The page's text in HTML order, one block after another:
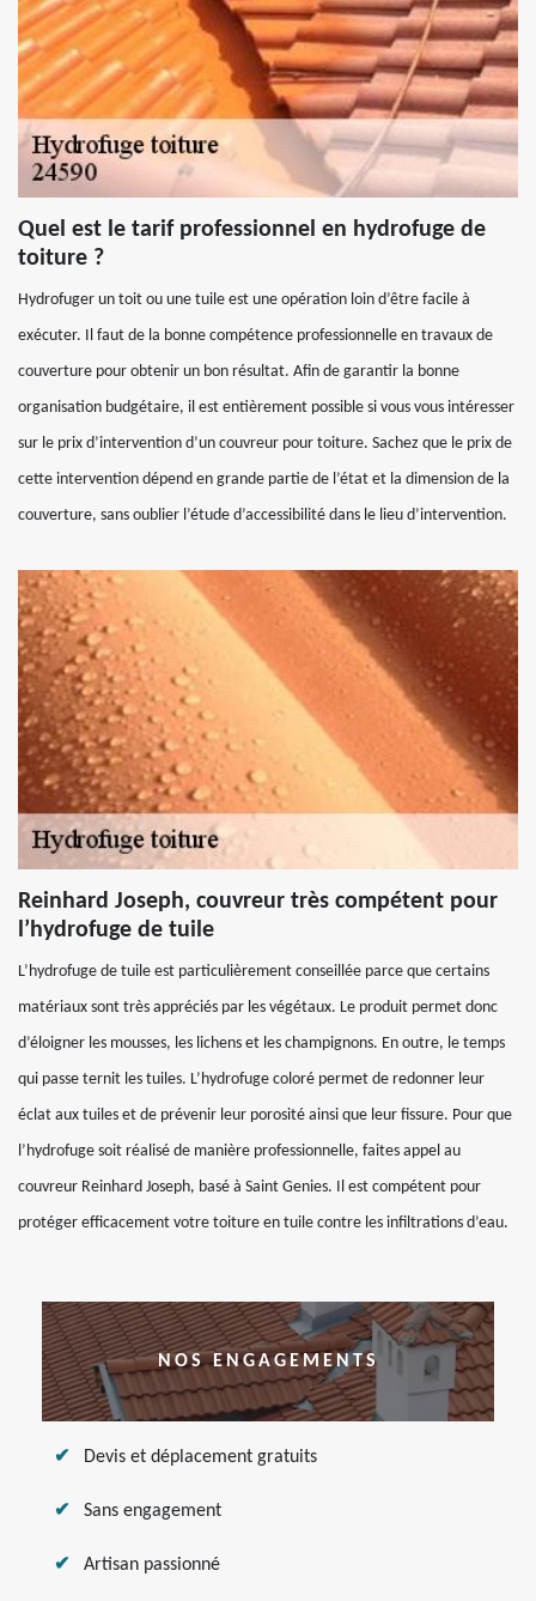
Quel est le tarif professionnel en hydrofuge de
toiture ?
Hydrofuger un toit ou une tuile est une opération loin d’être facile à
exécuter. Il faut de la bonne compétence professionnelle en travaux de
couverture pour obtenir un bon résultat. Afin de garantir la bonne
organisation budgétaire, il est entièrement possible si vous vous intéresser
sur le prix d’intervention d’un couvreur pour toiture. Sachez que le prix de
cette intervention dépend en grande partie de l’état et la dimension de la
couverture, sans oublier l’étude d’accessibilité dans le lieu d’intervention.
Reinhard Joseph, couvreur très compétent pour
l’hydrofuge de tuile
L’hydrofuge de tuile est particulièrement conseillée parce que certains
matériaux sont très appréciés par les végétaux. Le produit permet donc
d’éloigner les mousses, les lichens et les champignons. En outre, le temps
qui passe ternit les tuiles. L’hydrofuge coloré permet de redonner leur
éclat aux tuiles et de prévenir leur porosité ainsi que leur fissure. Pour que
l’hydrofuge soit réalisé de manière professionnelle, faites appel au
couvreur Reinhard Joseph, basé à Saint Genies. Il est compétent pour
protéger efficacement votre toiture en tuile contre les infiltrations d’eau.
NOS ENGAGEMENTS
Devis et déplacement gratuits
Sans engagement
Artisan passionné